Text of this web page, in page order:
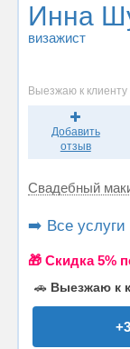
Инна
визажист
Выезжаю к клиенту
Добавить
отзыв
Свадебный
➡️ Все услуги
🎁 Cкидка 5%
🚗 Выезжаю к